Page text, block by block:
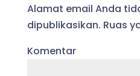
Alamat email Anda
dipublikasikan. Ruas
Komentar